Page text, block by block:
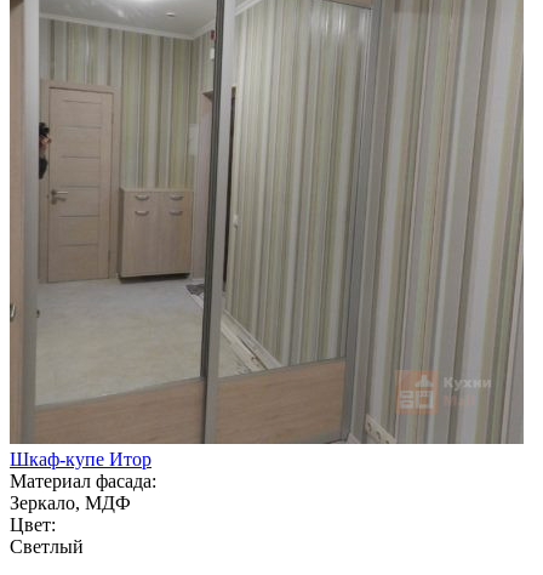
Шкаф-купе Итор
Материал фасада:
Зеркало, МДФ
Цвет:
Светлый